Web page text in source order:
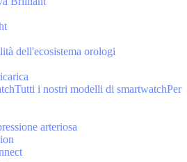
dell'ecosistema orologi
Tutti i nostri modelli di smartwatchPer
arteriosa